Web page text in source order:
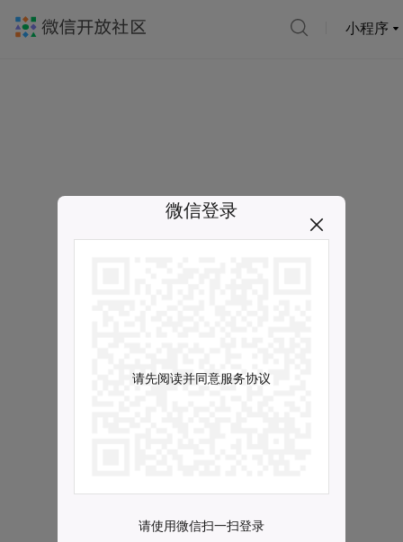
小程序
微信登录
请先阅读并同意服务协议
请使用微信扫一扫登录